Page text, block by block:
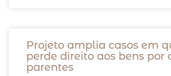
Projeto amplia casos em
perde direito aos bens por
parentes